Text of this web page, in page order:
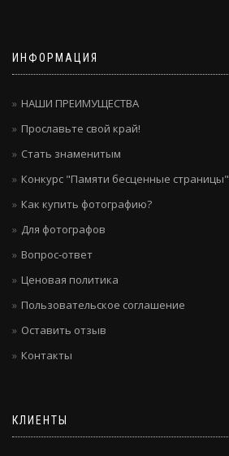
ИНФОРМАЦИЯ
НАШИ ПРЕИМУЩЕСТВА
Прославьте свой край!
Стать знаменитым
Конкурс "Памяти бесценные страницы"
Как купить фотографию?
Для фотографов
Вопрос-ответ
Ценовая политика
Пользовательское соглашение
Оставить отзыв
Контакты
КЛИЕНТЫ